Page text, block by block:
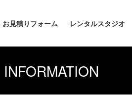
お見積りフォーム レンタルスタジオ
INFORMATION